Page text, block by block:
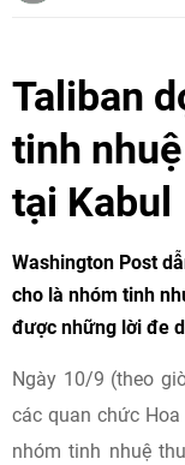
Taliban
tinh
tại Kabul
Washington Post
cho là nhóm tinh
được những lời đe
Ngày 10/9 (theo
các quan chức
nhóm tinh nhuệ